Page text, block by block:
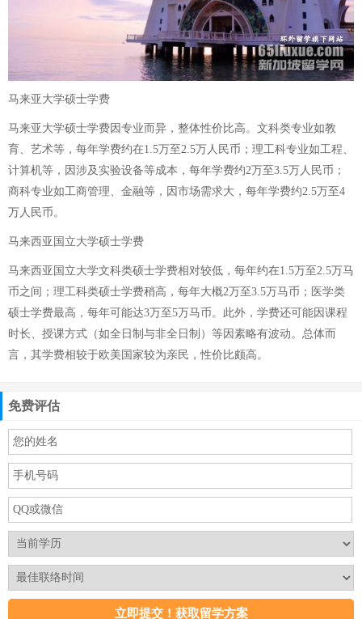
马来亚大学硕士学费
马来亚大学硕士学费因专业而异，整体性价比高。文科类专业如教
育、艺术等，每年学费约在1.5万至2.5万人民币；理工科专业如工程、
计算机等，因涉及实验设备等成本，每年学费约2万至3.5万人民币；
商科专业如工商管理、金融等，因市场需求大，每年学费约2.5万至4
万人民币。
马来西亚国立大学硕士学费
马来西亚国立大学文科类硕士学费相对较低，每年约在1.5万至2.5万马
币之间；理工科类硕士学费稍高，每年大概2万至3.5万马币；医学类
硕士学费最高，每年可能达3万至5万马币。此外，学费还可能因课程
时长、授课方式（如全日制与非全日制）等因素略有波动。总体而
言，其学费相较于欧美国家较为亲民，性价比颇高。
免费评估